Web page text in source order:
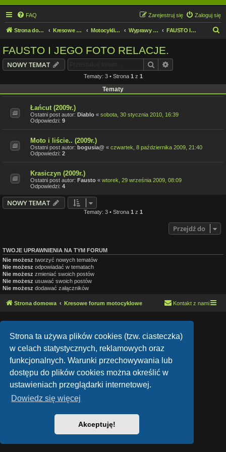
Strona ta używa plików cookies (tzw. ciasteczka)
w celach statystycznych, reklamowych oraz
funkcjonalnych. Warunki przechowywania lub
dostępu do plików cookies można określić w
ustawieniach przeglądarki internetowej.
Dowiedz się więcej
Akceptuję!
FAQ Zaloguj się
Zarejestruj się
Strona domowa Kresowe forum motocyklowe Motocykliści i Motocyklistki Wyprawy motocyklowe FAUSTO I JEGO FOTO RELACJE.
FAUSTO I JEGO FOTO RELACJE.
NOWY TEMAT Szukaj
Tematy: 3 • Strona 1 z 1
Tematy
Łańcut (2009r.)
Ostatni post autor: Diablo « sobota, 30 stycznia 2010, 16:39
Odpowiedzi: 9
Moto i liście.. (2009r.)
Ostatni post autor: bogusia@ « czwartek, 8 października 2009, 21:40
Odpowiedzi: 2
Krasiczyn (2009r.)
Ostatni post autor: Fausto « wtorek, 29 września 2009, 08:09
Odpowiedzi: 4
NOWY TEMAT
Tematy: 3 • Strona 1 z 1
Przejdź do
TWOJE UPRAWNIENIA NA TYM FORUM
Nie możesz tworzyć nowych tematów
Nie możesz odpowiadać w tematach
Nie możesz zmieniać swoich postów
Nie możesz usuwać swoich postów
Nie możesz dodawać załączników
Strona domowa Kresowe forum motocyklowe Kontakt z nami
Style Version: 1.1.9
Polski pakiet językowy dostarczaphpBB.pl
Zasady ochrony danych osobowych|Regulamin